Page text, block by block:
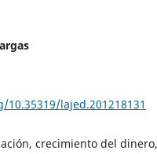
lajed.201218131
crecimiento del